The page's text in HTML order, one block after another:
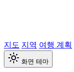
지도 지역 여행 계획
화면 테마